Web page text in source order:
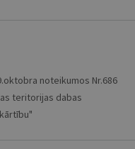
noteikumos Nr.686
teritorijas dabas